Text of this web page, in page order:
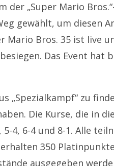
der „Super Mario
gewählt, um diesen
Mario Bros. 35 ist live
Das Event hat
„Spezialkampf“ zu
Die Kurse, die in
5-4, 6-4 und 8-1. Alle
350
ausgegeben